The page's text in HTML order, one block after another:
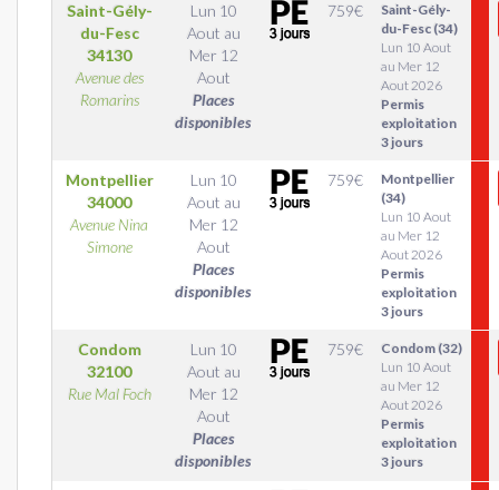
Saint-Gély-
du-Fesc
34130
Avenue des
Romarins
Lun 10
Aout au
Mer 12
Aout
Places
disponibles
759€
Saint-Gély-
du-Fesc (34)
Lun 10 Aout
au Mer 12
Aout 2026
Permis
exploitation
3 jours
Montpellier
34000
Avenue Nina
Simone
Lun 10
Aout au
Mer 12
Aout
Places
disponibles
759€
Montpellier
(34)
Lun 10 Aout
au Mer 12
Aout 2026
Permis
exploitation
3 jours
Condom
32100
Rue Mal Foch
Lun 10
Aout au
Mer 12
Aout
Places
disponibles
759€
Condom (32)
Lun 10 Aout
au Mer 12
Aout 2026
Permis
exploitation
3 jours